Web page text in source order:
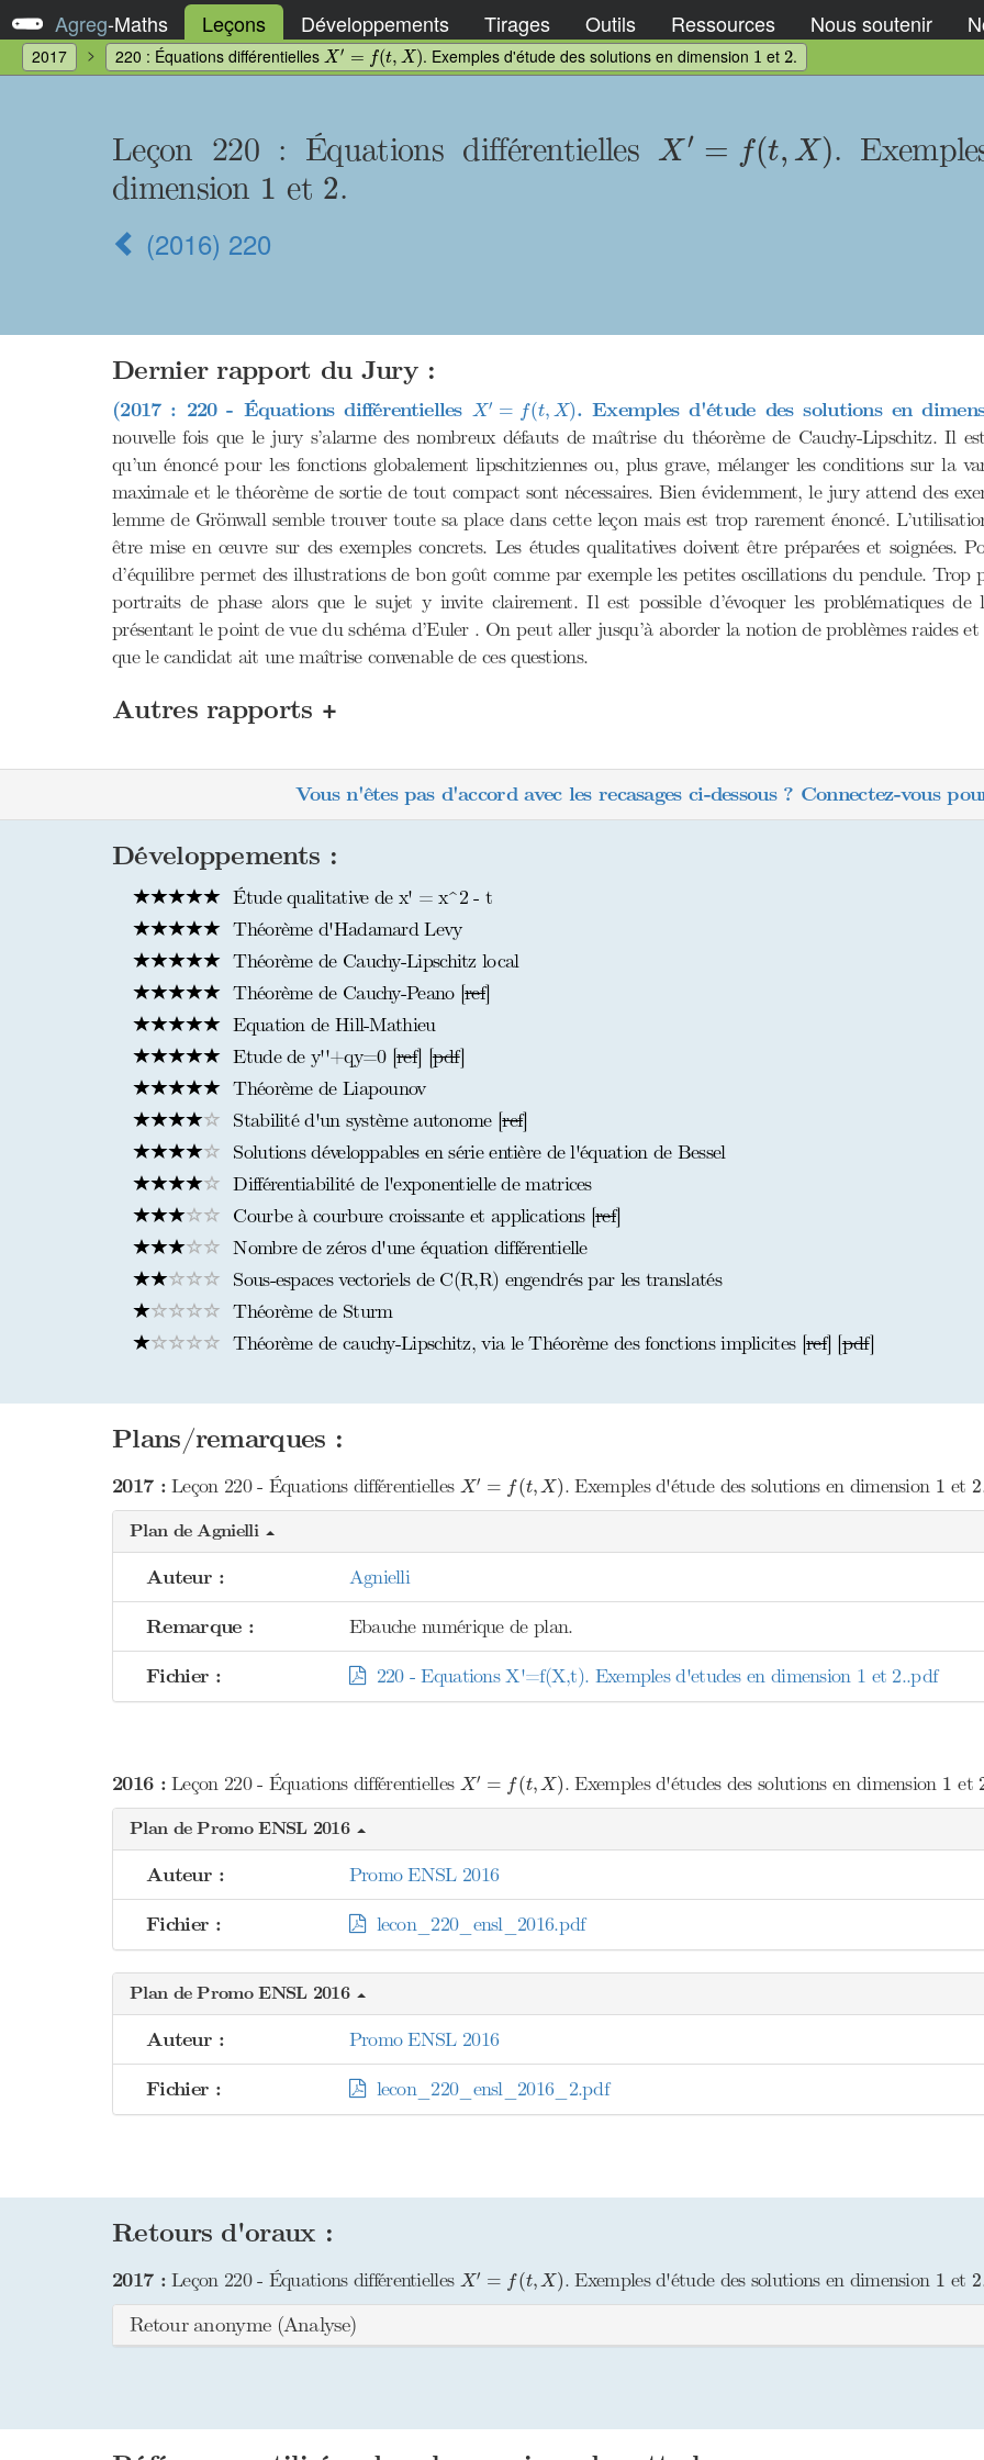
Agreg-Maths Leçons Développements Tirages Outils Ressources Nous soutenir
2017 220 : Équations différentielles X ′ = f(t, X)
X′=f(t,X) . Exemples d'étude des solutions en dimension 1
1et2
2.
Leçon 220 : Équations différentiellesX ′ = f(t, X)
X′= t,X
.
dimension 1
1 et 2
2.
(2016) 220
Dernier rapport du Jury :
(2017 : 220 - Équations différentielles X′ = f(t, X)
X′= t,X . Exemples d'étude des solutions en
nouvelle fois que le jury s’alarme des nombreux défauts de maîtrise du théorème de Cauchy-Lipschitz. Il
qu’un énoncé pour les fonctions globalement lipschitziennes ou, plus grave, mélanger les conditions sur la
maximale et le théorème de sortie de tout compact sont nécessaires. Bien évidemment, le jury attend des
lemme de Grönwall semble trouver toute sa place dans cette leçon mais est trop rarement énoncé.
être mise en œuvre sur des exemples concrets. Les études qualitatives doivent être préparées et soignées.
d’équilibre permet des illustrations de bon goût comme par exemple les petites oscillations du pendule. Trop
portraits de phase alors que le sujet y invite clairement. Il est possible d’évoquer les problématiques de
présentant le point de vue du schéma d’Euler . On peut aller jusqu’à aborder la notion de problèmes raides
que le candidat ait une maîtrise convenable de ces questions.
Autres rapports +
Vous n'êtes pas d'accord avec les recasages ci-dessous ? Connectez-vous
Développements :
Étude qualitative de x' = x^2 - t
Théorème d'Hadamard Levy
Théorème de Cauchy-Lipschitz local
Théorème de Cauchy-Peano [ref]
Equation de Hill-Mathieu
Etude de y''+qy=0 [ref] [pdf]
Théorème de Liapounov
Stabilité d'un système autonome [ref]
Solutions développables en série entière de l'équation de Bessel
Différentiabilité de l'exponentielle de matrices
Courbe à courbure croissante et applications [ref]
Nombre de zéros d'une équation différentielle
Sous-espaces vectoriels de C(R,R) engendrés par les translatés
Théorème de Sturm
Théorème de cauchy-Lipschitz, via le Théorème des fonctions implicites [ref] [pdf]
Plans/remarques :
2017 :Leçon 220 - Équations différentielles X′ = f(t, X)
X′= t,X . Exemples d'étude des solutions en dimension 1
1 et 2
2
Plan de Agnielli
Auteur : Agnielli
Remarque : Ebauche numérique de plan.
Fichier : 220 - Equations X'=f(X,t). Exemples d'etudes en dimension 1 et 2..pdf
2016 :Leçon 220 - Équations différentielles X′ = f(t, X)
X′= t,X . Exemples d'études des solutions en dimension 1
1 et
Plan de Promo ENSL 2016
Auteur : Promo ENSL 2016
Fichier : lecon_220_ensl_2016.pdf
Plan de Promo ENSL 2016
Auteur : Promo ENSL 2016
Fichier : lecon_220_ensl_2016_2.pdf
Retours d'oraux :
2017 :Leçon 220 - Équations différentielles X′ = f(t, X)
X′= t,X . Exemples d'étude des solutions en dimension 1
1 et 2
2
Retour anonyme (Analyse)